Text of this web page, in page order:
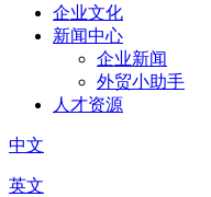
企业文化
新闻中心
企业新闻
外贸小助手
人才资源
中文
英文